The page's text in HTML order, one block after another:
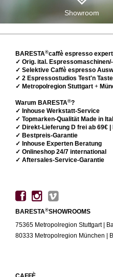
Showroom
BARESTA®caffè espresso
✓ Orig. ital.
✓ Selektive Caffè espresso
✓ 2 Espressostudios Test'n Taste
✓ Metropolregion Stuttgart +
Warum BARESTA®?
✓ Inhouse Werkstatt-Service
✓ Topmarken-Qualität Made in
✓ Direkt-Lieferung D frei ab 69€ |
✓ Bestpreis-Garantie
✓ Inhouse Experten Beratung
✓ Onlineshop 24/7 international
✓ Aftersales-Service-Garantie
BARESTA®SHOWROOMS
75365 Metropolregion Stuttgart |
80333 Metropolregion München |